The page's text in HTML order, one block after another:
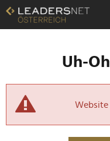
Uh-
Website